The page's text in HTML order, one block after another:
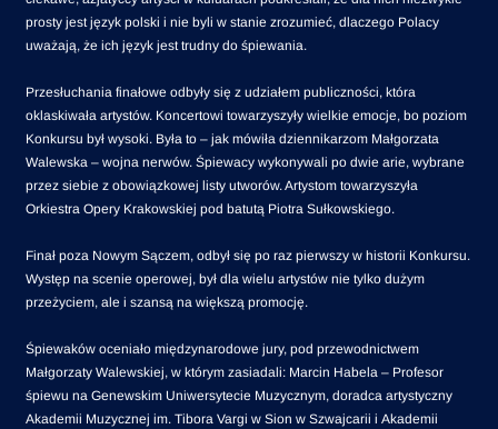
prosty jest język polski i nie byli w stanie zrozumieć, dlaczego Polacy
uważają, że ich język jest trudny do śpiewania.
Przesłuchania finałowe odbyły się z udziałem publiczności, która
oklaskiwała artystów. Koncertowi towarzyszyły wielkie emocje, bo poziom
Konkursu był wysoki. Była to – jak mówiła dziennikarzom Małgorzata
Walewska – wojna nerwów. Śpiewacy wykonywali po dwie arie, wybrane
przez siebie z obowiązkowej listy utworów. Artystom towarzyszyła
Orkiestra Opery Krakowskiej pod batutą Piotra Sułkowskiego.
Finał poza Nowym Sączem, odbył się po raz pierwszy w historii Konkursu.
Występ na scenie operowej, był dla wielu artystów nie tylko dużym
przeżyciem, ale i szansą na większą promocję.
Śpiewaków oceniało międzynarodowe jury, pod przewodnictwem
Małgorzaty Walewskiej, w którym zasiadali: Marcin Habela – Profesor
śpiewu na Genewskim Uniwersytecie Muzycznym, doradca artystyczny
Akademii Muzycznej im. Tibora Vargi w Sion w Szwajcarii i Akademii